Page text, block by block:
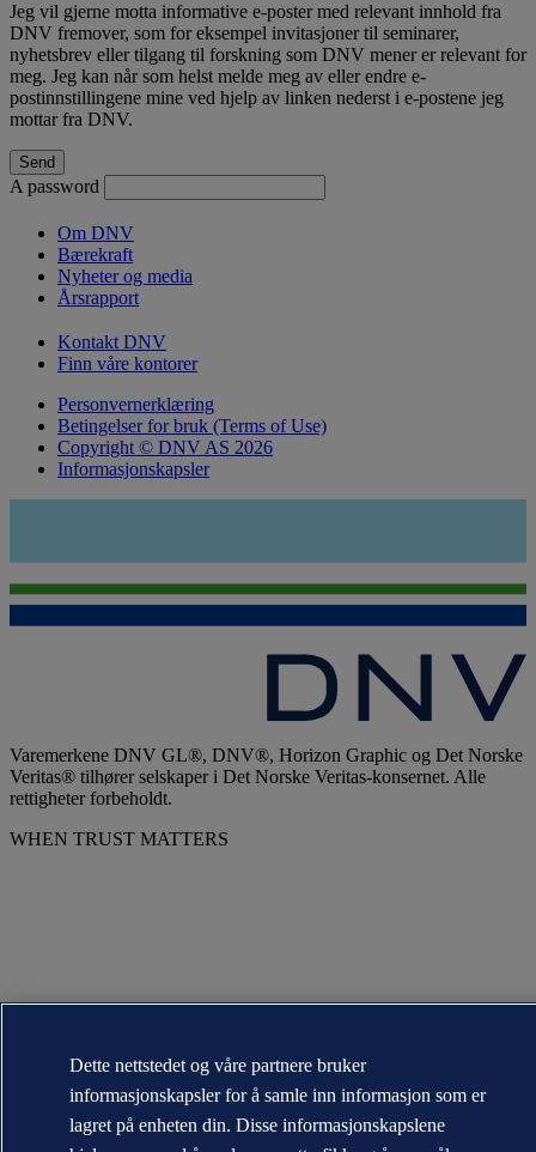
Jeg vil gjerne motta informative e-poster med relevant innhold fra
DNV fremover, som for eksempel invitasjoner til seminarer,
nyhetsbrev eller tilgang til forskning som DNV mener er relevant for
meg. Jeg kan når som helst melde meg av eller endre e-
postinnstillingene mine ved hjelp av linken nederst i e-postene jeg
mottar fra DNV.
A password
Om DNV
Bærekraft
Nyheter og media
Årsrapport
Kontakt DNV
Finn våre kontorer
Personvernerklæring
Betingelser for bruk (Terms of Use)
Copyright © DNV AS 2026
Informasjonskapsler
Varemerkene DNV GL®, DNV®, Horizon Graphic og Det Norske
Veritas® tilhører selskaper i Det Norske Veritas-konsernet. Alle
rettigheter forbeholdt.
WHEN TRUST MATTERS
Dette nettstedet og våre partnere bruker
informasjonskapsler for å samle inn informasjon som er
lagret på enheten din. Disse informasjonskapslene